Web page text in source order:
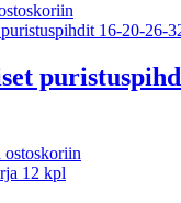
ostoskoriin